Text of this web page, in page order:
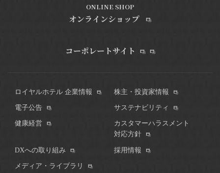
ONLINE SHOP
オンラインショップ
コーポレートサイト
ロイヤルホテル 企業情報 株主・投資家情報
電子公告 サステナビリティ
健康経営
カスタマーハラスメント
対応方針
DXへの取り組み 採用情報
メディア・ライブラリ